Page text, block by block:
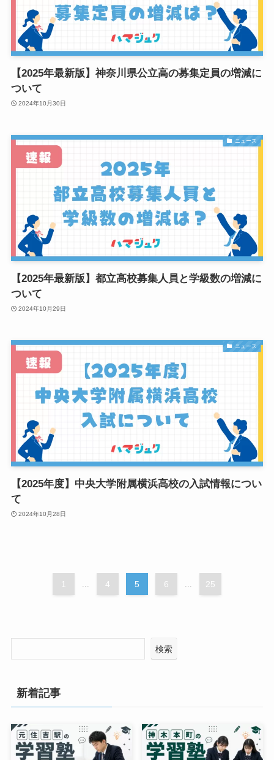
【2025年最新版】神奈川県公立高の募集定員の増減に
ついて
2024年10月30日
ニュース
【2025年最新版】都立高校募集人員と学級数の増減に
ついて
2024年10月29日
ニュース
【2025年度】中央大学附属横浜高校の入試情報につい
て
2024年10月28日
1 4 5 6 25
検索
新着記事